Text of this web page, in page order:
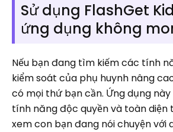
Sử dụng FlashGet
ứng dụng không
Nếu bạn đang tìm kiếm các tính
kiểm soát của phụ huynh nâng
có mọi thứ bạn cần. Ứng dụng
tính năng độc quyền và toàn diện
xem con bạn đang nói chuyện với